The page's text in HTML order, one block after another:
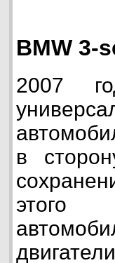
BMW 3-
2007
в
этого